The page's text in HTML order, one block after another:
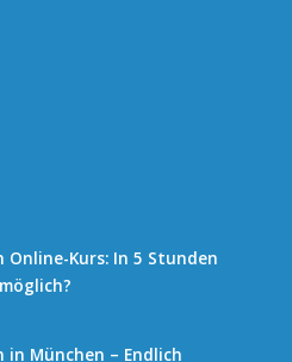
Online-Kurs: In 5 Stunden
in München – Endlich